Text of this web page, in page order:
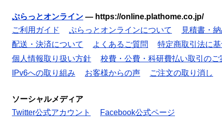
ぷらっとオンライン — https://online.plathome.co.jp/
ご利用ガイド
ぷらっとオンラインについて
見積書・
配送・決済について
よくあるご質問
特定商取引法に
個人情報取り扱い方針
校費・公費・科研費払い取引のご
IPv6への取り組み
お客様からの声 ご注文の取り消し
ソーシャルメディア
Twitter公式アカウント
Facebook公式ページ